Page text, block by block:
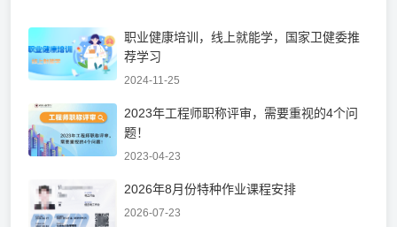
职业健康培训，线上就能学，国家卫健委推
荐学习
2024-11-25
2023年工程师职称评审，需要重视的4个问
题！
2023-04-23
2026年8月份特种作业课程安排
2026-07-23